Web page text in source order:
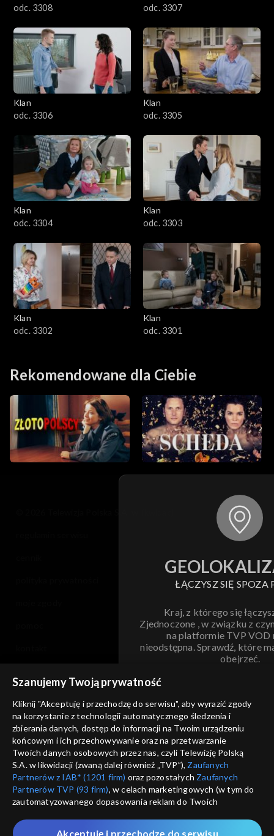
odc. 3308
odc. 3307
Klan
odc. 3306
Klan
odc. 3305
Klan
odc. 3304
Klan
odc. 3303
Klan
odc. 3302
Klan
odc. 3301
Rekomendowane dla Ciebie
ŁĄCZYSZ SIĘ SPOZA
Kraj, z którego się
Zjednoczone , w związku z
na platformie TVP VOD
nieodstępna. Sprawdź, które
obejrzeć.
ANULUJ
informacje o dostawcy usług
Szanujemy Twoją prywatność
Kliknij "Akceptuję i przechodzę do serwisu", aby wyrazić zgody
na korzystanie z technologii automatycznego śledzenia i
zbierania danych, dostęp do informacji na Twoim urządzeniu
końcowym i ich przechowywanie oraz na przetwarzanie
Twoich danych osobowych przez nas, czyli Telewizję Polską
S.A. w likwidacji (zwaną dalej również „TVP”), Zaufanych
Partnerów z IAB* (1201 firm) oraz pozostałych Zaufanych
Partnerów TVP (93 firm), w celach marketingowych (w tym do
zautomatyzowanego dopasowania reklam do Twoich
które wskazujemy poniżej, a także zgody na udostępnianie
Akceptuję i przechodzę do serwisu